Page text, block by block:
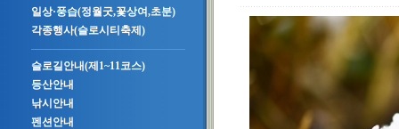
일상·풍습(정월굿,꽃상여,초분)
각종행사(슬로시티축제)
슬로길안내(제1~11코스)
등산안내
낚시안내
펜션안내